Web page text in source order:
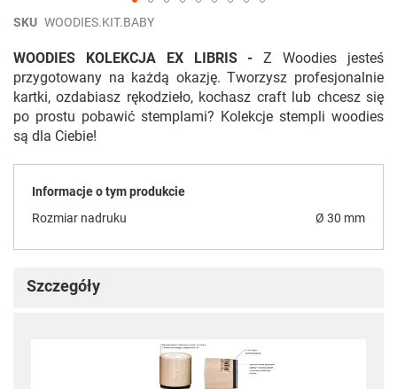
Przejdź
początek
galerii
SKU WOODIES.KIT.BABY
WOODIES KOLEKCJA EX LIBRIS -Z Woodies jesteś
przygotowany na każdą okazję. Tworzysz profesjonalnie
kartki, ozdabiasz rękodzieło, kochasz craft lub chcesz się
po prostu pobawić stemplami? Kolekcje stempli woodies
są dla Ciebie!
Informacje o tym produkcie
Rozmiar nadruku
Ø 30 mm
Szczegóły